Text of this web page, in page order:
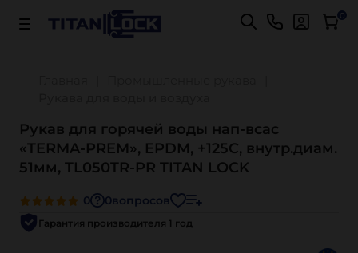
Важно! Для оплаты заказов Подробнее 0
Рукав для горячей воды нап-всас
«TERMA-PREM», EPDM, +125C, внутр.диам.
51мм, TL050TR-PR TITAN LOCK
0 0вопросов
Гарантия производителя 1 год